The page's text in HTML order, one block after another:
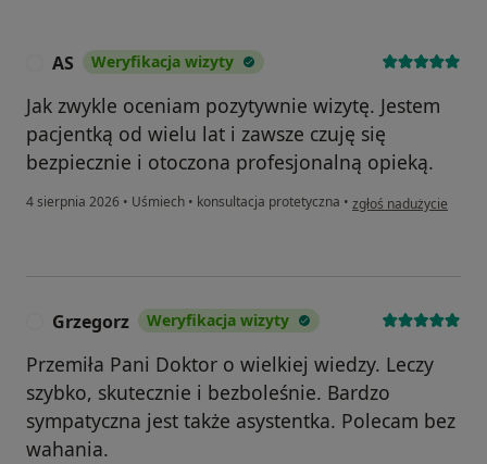
AS Weryfikacja wizyty
Jak zwykle oceniam pozytywnie wizytę. Jestem
pacjentką od wielu lat i zawsze czuję się
bezpiecznie i otoczona profesjonalną opieką.
4 sierpnia 2026 • Uśmiech • konsultacja protetyczna • w opinii użytkownika
zgłoś nadużycie
Grzegorz Weryfikacja wizyty
Przemiła Pani Doktor o wielkiej wiedzy. Leczy
szybko, skutecznie i bezboleśnie. Bardzo
sympatyczna jest także asystentka. Polecam bez
wahania.